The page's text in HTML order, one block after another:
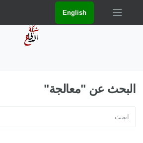
English
البحث عن "معالجة"